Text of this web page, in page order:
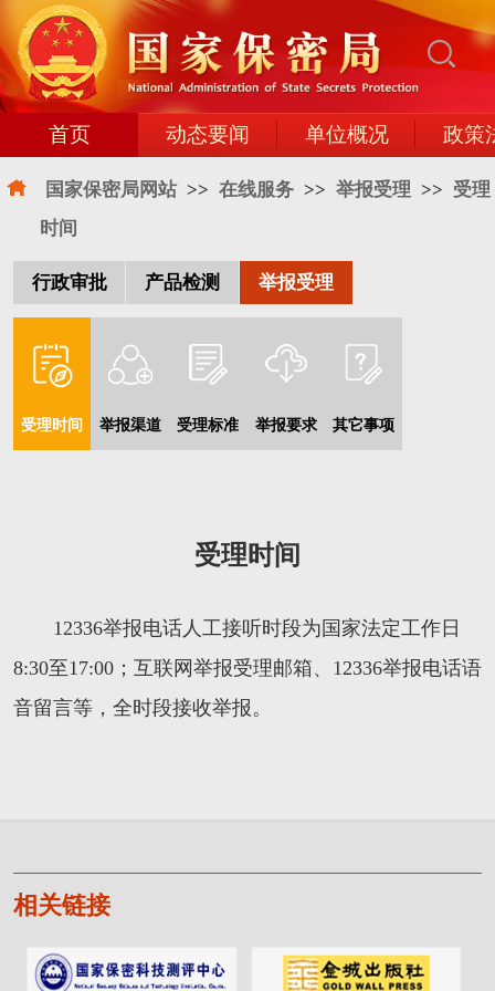
首页 动态要闻 单位概况 政策
国家保密局网站 >> 在线服务 >> 举报受理 >> 受理
时间
行政审批 产品检测 举报受理
受理时间 举报渠道 受理标准 举报要求 其它事项
受理时间
12336举报电话人工接听时段为国家法定工作日
8:30至17:00；互联网举报受理邮箱、12336举报电话语
音留言等，全时段接收举报。
相关链接